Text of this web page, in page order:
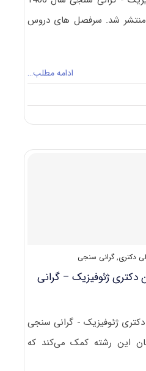
منتشر شد. سرفصل های دروس
ادامه مطلب…
دکتری,گرانی سنجی
دکتری ژئوفیزیک – گرانی
دکتری ژئوفیزیک - گرانی سنجی
این رشته کمک می‌کند که